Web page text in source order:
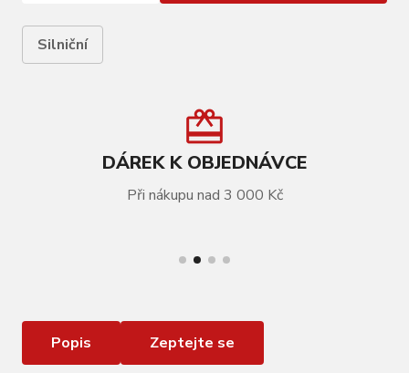
Silniční
DÁREK K OBJEDNÁVCE
Při nákupu nad 3 000 Kč
Popis Zeptejte se